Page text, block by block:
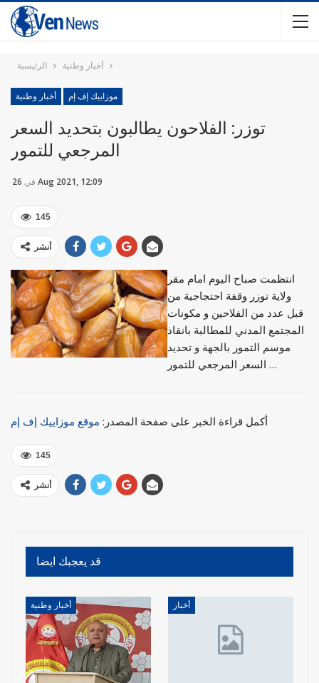
الرئيسية أخبار وطنية
أخبار وطنية موزاييك إف إم
توزر: الفلاحون يطالبون بتحديد السعر
في 26 Aug 2021, 12:09
145
أنشر
انتظمت صباح اليوم امام مقر
ولاية توزر وقفة احتجاجية من
قبل عدد من الفلاحين و مكونات
المجتمع المدني للمطالبة بانقاذ
موسم التمور بالجهة و تحديد
السعر المرجعي للتمور …
أكمل قراءة الخبر على صفحة المصدر: موقع موزاييك إف إم
145
أنشر
قد يعجبك ايضا
أخبار وطنية أخبار